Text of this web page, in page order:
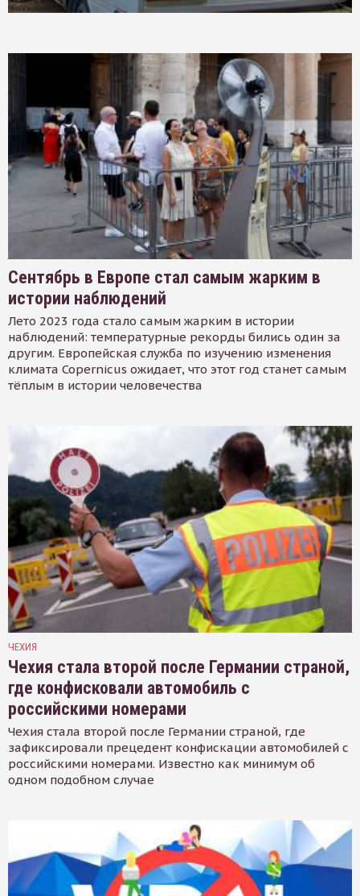
Сентябрь в Европе стал самым жарким в
истории наблюдений
Лето 2023 года стало самым жарким в истории
наблюдений: температурные рекорды бились один за
другим. Европейская служба по изучению изменения
климата Copernicus ожидает, что этот год станет самым
тёплым в истории человечества
ЧЕХИЯ
Чехия стала второй после Германии страной,
где конфисковали автомобиль с
российскими номерами
Чехия стала второй после Германии страной, где
зафиксировали прецедент конфискации автомобилей с
российскими номерами. Известно как минимум об
одном подобном случае